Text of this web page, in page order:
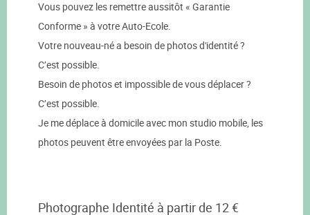
Vous pouvez les remettre aussitôt « Garantie
Conforme » à votre Auto-Ecole.
Votre nouveau-né a besoin de photos d'identité ?
C’est possible.
Besoin de photos et impossible de vous déplacer ?
C’est possible.
Je me déplace à domicile avec mon studio mobile, les
photos peuvent être envoyées par la Poste.
Photographe Identité à partir de 12 €